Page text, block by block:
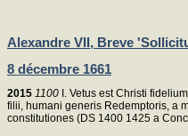
Alexandre VII, Breve
8 décembre 1661
2015 1100 I. Vetus est Christi
filii, humani generis Redemptoris, a
constitutiones (DS 1400 1425 a